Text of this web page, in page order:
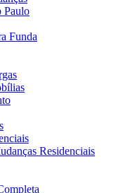
Paulo
Funda
Residenciais